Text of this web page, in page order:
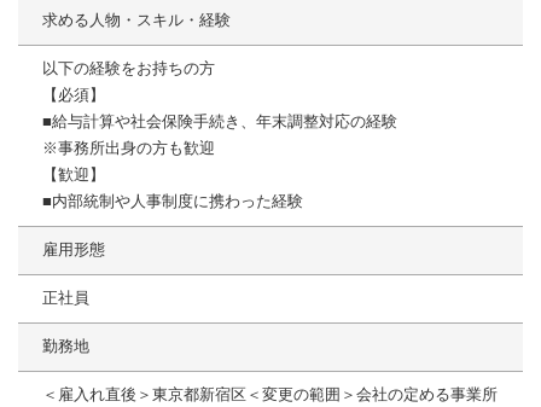
求める人物・スキル・経験
以下の経験をお持ちの方
【必須】
■給与計算や社会保険手続き、年末調整対応の経験
※事務所出身の方も歓迎
【歓迎】
■内部統制や人事制度に携わった経験
雇用形態
正社員
勤務地
＜雇入れ直後＞東京都新宿区＜変更の範囲＞会社の定める事業所